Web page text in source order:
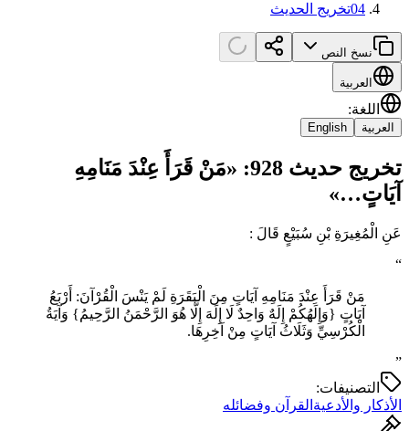
04تخريج الحديث
نسخ النص
العربية
اللغة:
العربية English
تخريج حديث 928: «مَنْ قَرَأَ عِنْدَ مَنَامِهِ
آيَاتٍ…»
عَنِ الْمُغِيرَةِ بْنِ سُبَيْعٍ قَالَ :
“
مَنْ قَرَأَ عِنْدَ مَنَامِهِ آيَاتٍ مِنَ الْبَقَرَةِ ‌لَمْ ‌يَنْسَ ‌الْقُرْآنَ: أَرْبَعُ
آيَاتٍ {وَإِلَهُكُمْ إِلَهٌ وَاحِدٌ لَا إِلَهَ إِلَّا هُوَ الرَّحْمَنُ الرَّحِيمُ} وَآيَةُ
الْكُرْسِيِّ وَثَلَاثُ آيَاتٍ مِنْ آخِرِهَا.
”
التصنيفات:
الأذكار والأدعية القرآن وفضائله